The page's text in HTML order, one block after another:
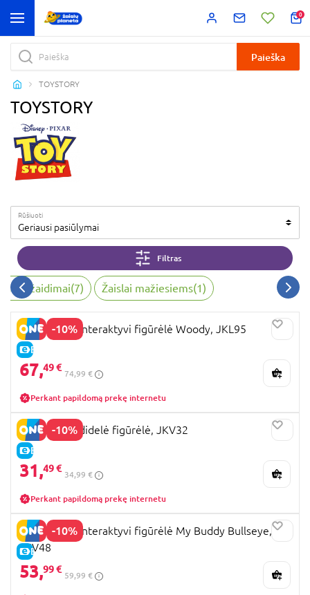
0
Paieška
TOYSTORY
TOYSTORY
Rūšiuoti
Geriausi pasiūlymai
Filtras
žaidimai(7) Žaislai mažiesiems(1)
-10%
E-KAINA
TOY STORY interaktyvi figūrėlė Woody, JKL95
67,49 €
74,99 €
Perkant papildomą prekę internetu
-10%
E-KAINA
TOY STORY didelė figūrėlė, JKV32
31,49 €
34,99 €
Perkant papildomą prekę internetu
-10%
E-KAINA
TOY STORY interaktyvi figūrėlė My Buddy Bullseye,
JKV48
53,99 €
59,99 €